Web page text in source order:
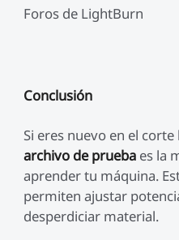
Foros de LightBurn
Conclusión
Si eres nuevo en el
archivo de pruebaes la
aprender tu máquina.
permiten ajustar
desperdiciar material.